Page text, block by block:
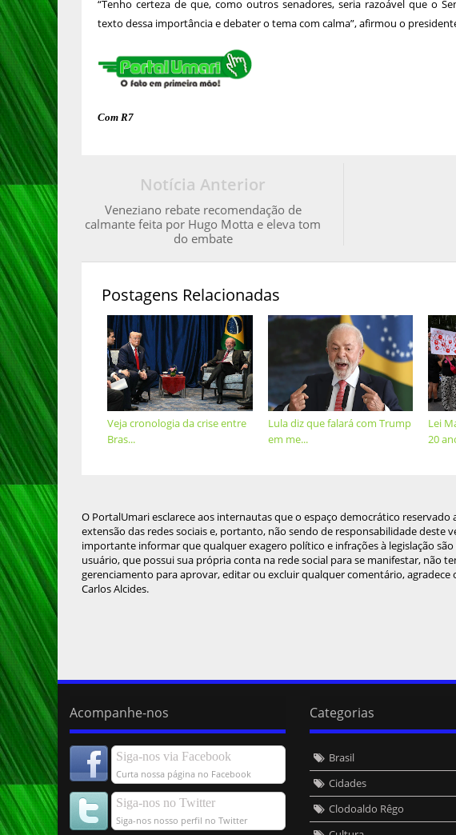
“Tenho certeza de que, como outros senadores, seria razoável que o
texto dessa importância e debater o tema com calma”, afirmou o
Com R7
Notícia Anterior
Veneziano rebate recomendação de
calmante feita por Hugo Motta e eleva tom
do embate
Postagens Relacionadas
Lei
20
Lula diz que falará com Trump
em me...
Veja cronologia da crise entre
Bras...
O PortalUmari esclarece aos internautas que o espaço democrático reservado
extensão das redes sociais e, portanto, não sendo de responsabilidade deste
importante informar que qualquer exagero político e infrações à legislação
usuário, que possui sua própria conta na rede social para se manifestar, não
gerenciamento para aprovar, editar ou excluir qualquer comentário,
Carlos Alcides.
Acompanhe-nos
Siga-nos via Facebook
Curta nossa página no Facebook
Siga-nos no Twitter
Siga-nos nosso perfil no Twitter
Categorias
Brasil
Cidades
Clodoaldo Rêgo